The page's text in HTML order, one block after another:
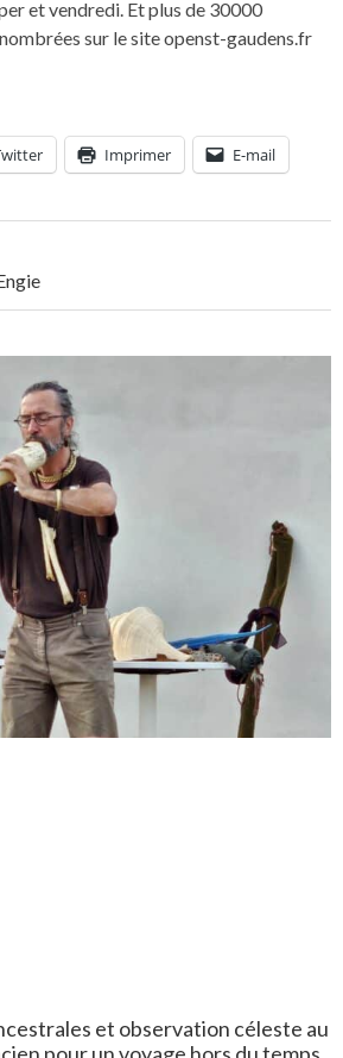
et vendredi. Et plus de 30000
sur le site openst-gaudens.fr
Imprimer E-mail
et observation céleste au